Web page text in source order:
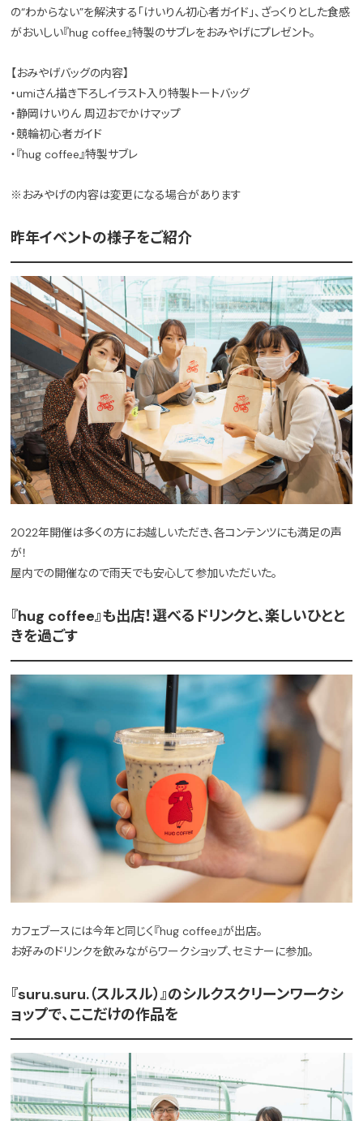
の“わからない”を解決する「けいりん初心者ガイド」、ざっくりとした食感
がおいしい『hug coffee』特製のサブレをおみやげにプレゼント。
【おみやげバッグの内容】
・umiさん描き下ろしイラスト入り特製トートバッグ
・静岡けいりん 周辺おでかけマップ
・競輪初心者ガイド
・『hug coffee』特製サブレ
※おみやげの内容は変更になる場合があります
昨年イベントの様子をご紹介
2022年開催は多くの方にお越しいただき、各コンテンツにも満足の声
が！
屋内での開催なので雨天でも安心して参加いただいた。
『hug coffee』も出店！選べるドリンクと、楽しいひとと
きを過ごす
カフェブースには今年と同じく『hug coffee』が出店。
お好みのドリンクを飲みながらワークショップ、セミナーに参加。
『suru.suru.（スルスル）』のシルクスクリーンワークシ
ョップで、ここだけの作品を